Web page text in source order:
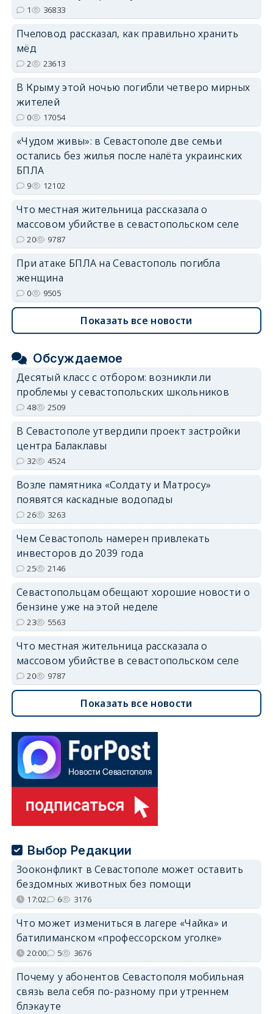
1 36833
Пчеловод рассказал, как правильно хранить
мёд
2 23613
В Крыму этой ночью погибли четверо мирных
жителей
0 17054
«Чудом живы»: в Севастополе две семьи
остались без жилья после налёта украинских
БПЛА
9 12102
Что местная жительница рассказала о
массовом убийстве в севастопольском селе
20 9787
При атаке БПЛА на Севастополь погибла
женщина
0 9505
Показать все новости
Обсуждаемое
Десятый класс с отбором: возникли ли
проблемы у севастопольских школьников
48 2509
В Севастополе утвердили проект застройки
центра Балаклавы
32 4524
Возле памятника «Солдату и Матросу»
появятся каскадные водопады
26 3263
Чем Севастополь намерен привлекать
инвесторов до 2039 года
25 2146
Севастопольцам обещают хорошие новости о
бензине уже на этой неделе
23 5563
Что местная жительница рассказала о
массовом убийстве в севастопольском селе
20 9787
Показать все новости
Выбор Редакции
Зооконфликт в Севастополе может оставить
бездомных животных без помощи
17:02 6 3176
Что может измениться в лагере «Чайка» и
батилиманском «профессорском уголке»
20:00 5 3676
Почему у абонентов Севастополя мобильная
связь вела себя по-разному при утреннем
блэкауте